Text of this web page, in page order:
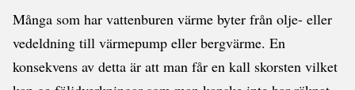
Många som har vattenburen värme byter från olje- eller
vedeldning till värmepump eller bergvärme. En
konsekvens av detta är att man får en kall skorsten vilket